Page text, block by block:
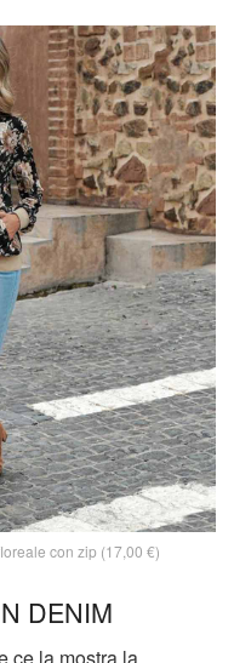
con zip (17,00 €)
DENIM